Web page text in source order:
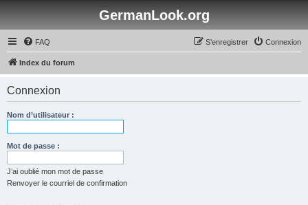
GermanLook.org
FAQ Connexion
S’enregistrer
Index du forum
Connexion
Nom d’utilisateur :
Mot de passe :
J’ai oublié mon mot de passe
Renvoyer le courriel de confirmation